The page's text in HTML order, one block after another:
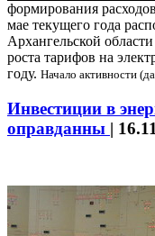
формирования
мае текущего года
Архангельской
роста тарифов на
году. Начало активности
Инвестиции в
оправданны |